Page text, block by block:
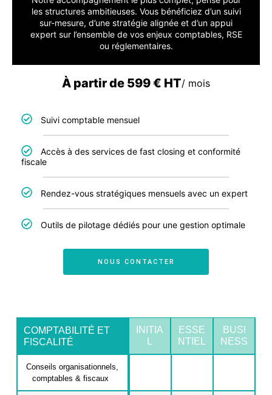
les structures ambitieuses. Vous bénéficiez d’un suivi
sur-mesure, d’une stratégie alignée et d’un appui
expert sur l’ensemble de vos enjeux comptables, RSE
ou réglementaires.
À partir de 599 € HT/ mois
Suivi comptable mensuel
Accès à des services de fast closing et conformité
fiscale
Rendez-vous stratégiques mensuels avec un expert
Outils de pilotage dédiés pour une gestion optimale
NOUS CONTACTER
COMPTABILITÉ ET
FISCALITÉ
INITIA
ESSE
NTIEL
BUSI
NESS
Conseils organisationnels,
comptables & fiscaux